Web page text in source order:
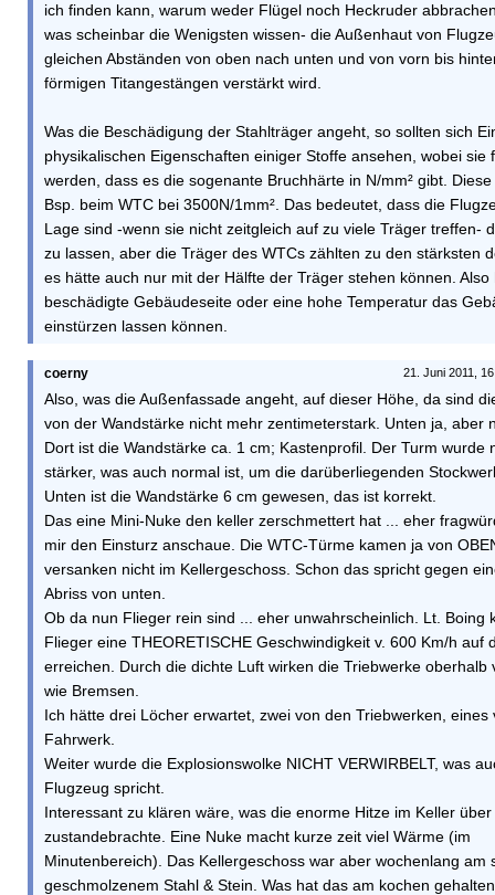
ich finden kann, warum weder Flügel noch Heckruder
was scheinbar die Wenigsten wissen- die Außenhaut von
gleichen Abständen von oben nach unten und von vorn bis
förmigen Titangestängen verstärkt wird.
Was die Beschädigung der Stahlträger angeht, so sollten sich
physikalischen Eigenschaften einiger Stoffe ansehen, wobei sie
werden, dass es die sogenante Bruchhärte in N/mm² gibt.
Bsp. beim WTC bei 3500N/1mm². Das bedeutet, dass die
Lage sind -wenn sie nicht zeitgleich auf zu viele Träger treffen-
zu lassen, aber die Träger des WTCs zählten zu den stärksten
es hätte auch nur mit der Hälfte der Träger stehen können. Also
beschädigte Gebäudeseite oder eine hohe Temperatur das
einstürzen lassen können.
21. Juni 2011,
coerny
Also, was die Außenfassade angeht, auf dieser Höhe, da sind
von der Wandstärke nicht mehr zentimeterstark. Unten ja, aber
Dort ist die Wandstärke ca. 1 cm; Kastenprofil. Der Turm wurde
stärker, was auch normal ist, um die darüberliegenden
Unten ist die Wandstärke 6 cm gewesen, das ist korrekt.
Das eine Mini-Nuke den keller zerschmettert hat ... eher
mir den Einsturz anschaue. Die WTC-Türme kamen ja von
versanken nicht im Kellergeschoss. Schon das spricht gegen
Abriss von unten.
Ob da nun Flieger rein sind ... eher unwahrscheinlich. Lt. Boing
Flieger eine THEORETISCHE Geschwindigkeit v. 600 Km/h auf
erreichen. Durch die dichte Luft wirken die Triebwerke oberhalb
wie Bremsen.
Ich hätte drei Löcher erwartet, zwei von den Triebwerken, eines
Fahrwerk.
Weiter wurde die Explosionswolke NICHT VERWIRBELT, was
Flugzeug spricht.
Interessant zu klären wäre, was die enorme Hitze im Keller
zustandebrachte. Eine Nuke macht kurze zeit viel Wärme (im
Minutenbereich). Das Kellergeschoss war aber wochenlang am
geschmolzenem Stahl & Stein. Was hat das am kochen